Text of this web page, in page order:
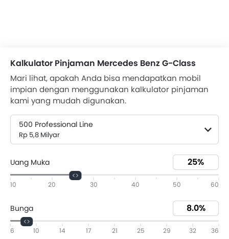
Kalkulator Pinjaman Mercedes Benz G-Class
Mari lihat, apakah Anda bisa mendapatkan mobil
impian dengan menggunakan kalkulator pinjaman
kami yang mudah digunakan.
500 Professional Line
Rp 5,8 Milyar
Uang Muka
10 20 30 40 50 60
Bunga
6 10 14 17 21 25 29 32 36